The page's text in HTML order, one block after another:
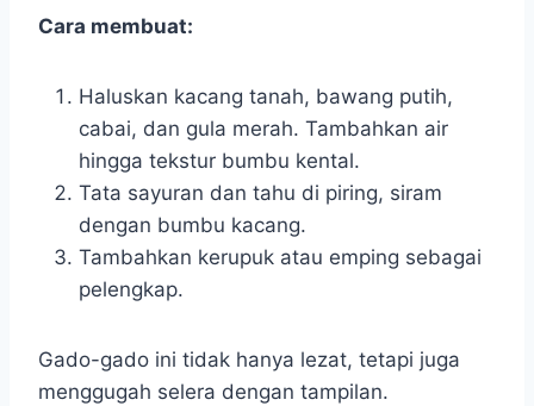
Cara membuat:
Haluskan kacang tanah, bawang putih,
cabai, dan gula merah. Tambahkan air
hingga tekstur bumbu kental.
Tata sayuran dan tahu di piring, siram
dengan bumbu kacang.
Tambahkan kerupuk atau emping sebagai
pelengkap.
Gado-gado ini tidak hanya lezat, tetapi juga
menggugah selera dengan tampilan.